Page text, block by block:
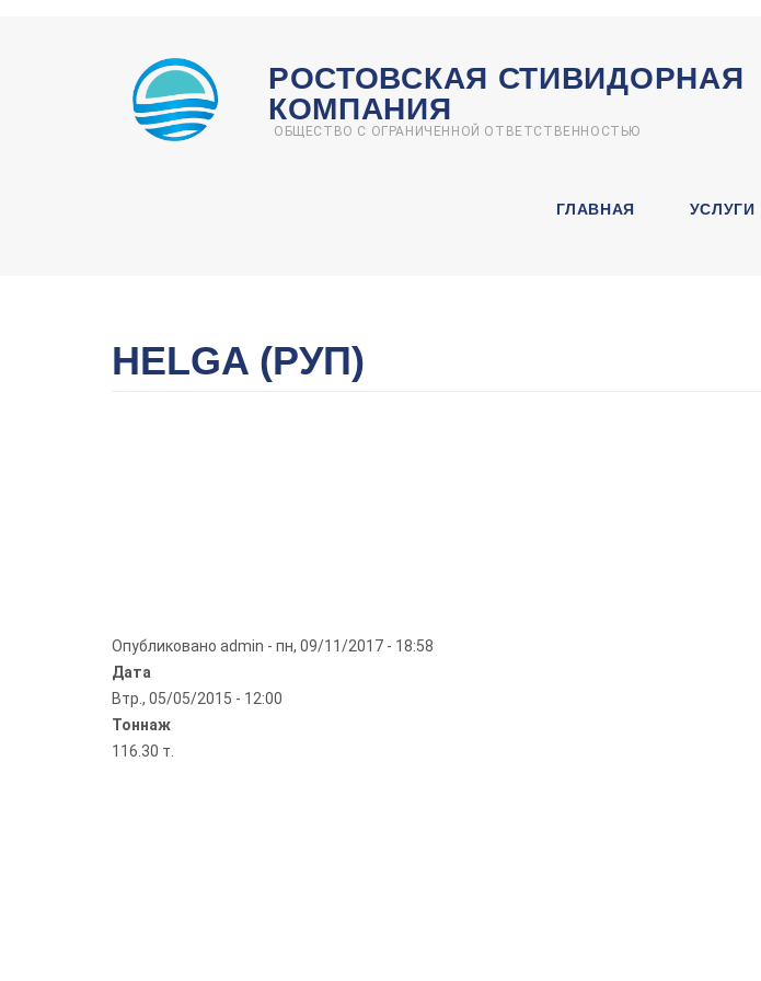
РОСТОВСКАЯ СТИВИДОРНАЯ
КОМПАНИЯ
ОБЩЕСТВО С ОГРАНИЧЕННОЙ ОТВЕТСТВЕННОСТЬЮ
ГЛАВНАЯ УСЛУГИ
HELGA (РУП)
Опубликовано admin - пн, 09/11/2017 - 18:58
Дата
Втр., 05/05/2015 - 12:00
Тоннаж
116.30 т.